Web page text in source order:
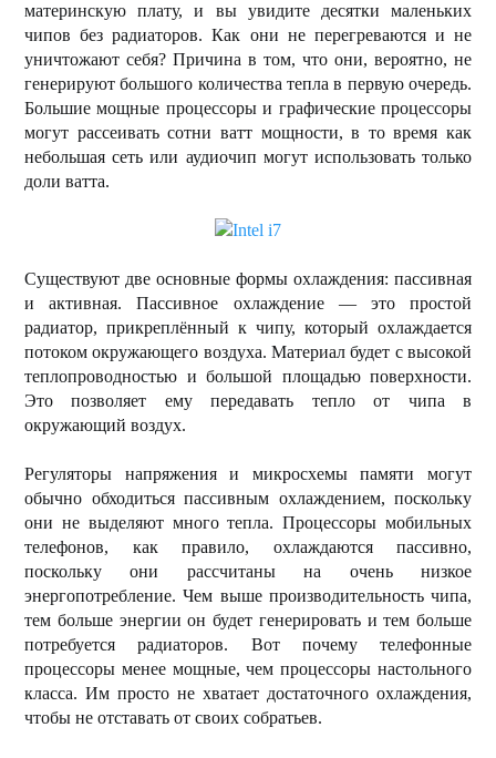
материнскую плату, и вы увидите десятки маленьких
чипов без радиаторов. Как они не перегреваются и не
уничтожают себя? Причина в том, что они, вероятно, не
генерируют большого количества тепла в первую очередь.
Большие мощные процессоры и графические процессоры
могут рассеивать сотни ватт мощности, в то время как
небольшая сеть или аудиочип могут использовать только
доли ватта.
Существуют две основные формы охлаждения: пассивная
и активная. Пассивное охлаждение — это простой
радиатор, прикреплённый к чипу, который охлаждается
потоком окружающего воздуха. Материал будет с высокой
теплопроводностью и большой площадью поверхности.
Это позволяет ему передавать тепло от чипа в
окружающий воздух.
Регуляторы напряжения и микросхемы памяти могут
обычно обходиться пассивным охлаждением, поскольку
они не выделяют много тепла. Процессоры мобильных
телефонов, как правило, охлаждаются пассивно,
поскольку они рассчитаны на очень низкое
энергопотребление. Чем выше производительность чипа,
тем больше энергии он будет генерировать и тем больше
потребуется радиаторов. Вот почему телефонные
процессоры менее мощные, чем процессоры настольного
класса. Им просто не хватает достаточного охлаждения,
чтобы не отставать от своих собратьев.